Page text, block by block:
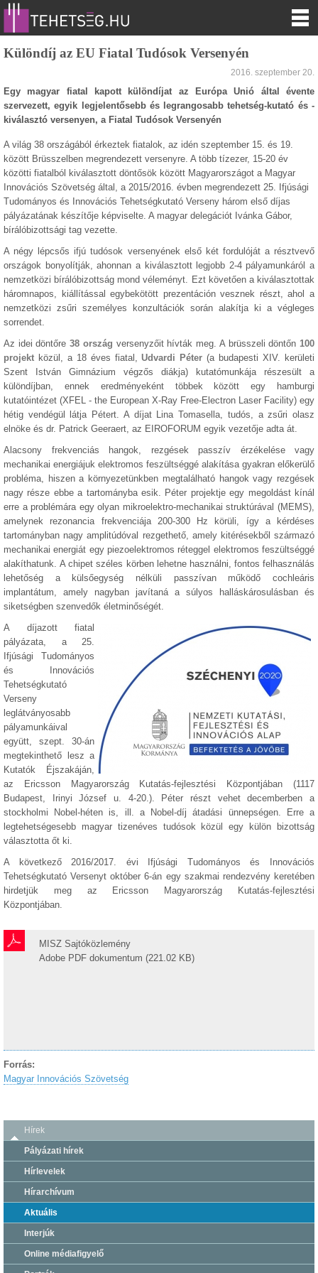
Különdíj az EU Fiatal Tudósok Versenyén
2016. szeptember 20.
Egy magyar fiatal kapott különdíjat az Európa Unió által évente
szervezett, egyik legjelentősebb és legrangosabb tehetség-kutató és -
kiválasztó versenyen, a Fiatal Tudósok Versenyén
A világ 38 országából érkeztek fiatalok, az idén szeptember 15. és 19.
között Brüsszelben megrendezett versenyre. A több tízezer, 15-20 év
közötti fiatalból kiválasztott döntősök között Magyarországot a Magyar
Innovációs Szövetség által, a 2015/2016. évben megrendezett 25. Ifjúsági
Tudományos és Innovációs Tehetségkutató Verseny három első díjas
pályázatának készítője képviselte. A magyar delegációt Ivánka Gábor,
bírálóbizottsági tag vezette.
A négy lépcsős ifjú tudósok versenyének első két fordulóját a résztvevő
országok bonyolítják, ahonnan a kiválasztott legjobb 2-4 pályamunkáról a
nemzetközi bírálóbizottság mond véleményt. Ezt követően a kiválasztottak
háromnapos, kiállítással egybekötött prezentáción vesznek részt, ahol a
nemzetközi zsűri személyes konzultációk során alakítja ki a végleges
sorrendet.
Az idei döntőre38 ország versenyzőit hívták meg. A brüsszeli döntőn100
projekt közül, a 18 éves fiatal,Udvardi Péter (a budapesti XIV. kerületi
Szent István Gimnázium végzős diákja) kutatómunkája részesült a
különdíjban, ennek eredményeként többek között egy hamburgi
kutatóintézet (XFEL - the European X-Ray Free-Electron Laser Facility) egy
hétig vendégül látja Pétert. A díjat Lina Tomasella, tudós, a zsűri olasz
elnöke és dr. Patrick Geeraert, az EIROFORUM egyik vezetője adta át.
Alacsony frekvenciás hangok, rezgések passzív érzékelése vagy
mechanikai energiájuk elektromos feszültséggé alakítása gyakran előkerülő
probléma, hiszen a környezetünkben megtalálható hangok vagy rezgések
nagy része ebbe a tartományba esik. Péter projektje egy megoldást kínál
erre a problémára egy olyan mikroelektro-mechanikai struktúrával (MEMS),
amelynek rezonancia frekvenciája 200-300 Hz körüli, így a kérdéses
tartományban nagy amplitúdóval rezgethető, amely kitérésekből származó
mechanikai energiát egy piezoelektromos réteggel elektromos feszültséggé
alakíthatunk. A chipet széles körben lehetne használni, fontos felhasználás
lehetőség a külsőegység nélküli passzívan működő cochleáris
implantátum, amely nagyban javítaná a súlyos halláskárosulásban és
siketségben szenvedők életminőségét.
A díjazott fiatal
pályázata, a 25.
Ifjúsági Tudományos
és Innovációs
Tehetségkutató
Verseny
leglátványosabb
pályamunkáival
együtt, szept. 30-án
megtekinthető lesz a
Kutatók Éjszakáján,
az Ericsson Magyarország Kutatás-fejlesztési Központjában (1117
Budapest, Irinyi József u. 4-20.). Péter részt vehet decemberben a
stockholmi Nobel-héten is, ill. a Nobel-díj átadási ünnepségen. Erre a
legtehetségesebb magyar tizenéves tudósok közül egy külön bizottság
választotta őt ki.
A következő 2016/2017. évi Ifjúsági Tudományos és Innovációs
Tehetségkutató Versenyt október 6-án egy szakmai rendezvény keretében
hirdetjük meg az Ericsson Magyarország Kutatás-fejlesztési
Központjában.
MISZ Sajtóközlemény
Adobe PDF dokumentum (221.02 KB)
Forrás:
Magyar Innovációs Szövetség
Hírek
Pályázati hírek
Hírlevelek
Hírarchívum
Aktuális
Interjúk
Online médiafigyelő